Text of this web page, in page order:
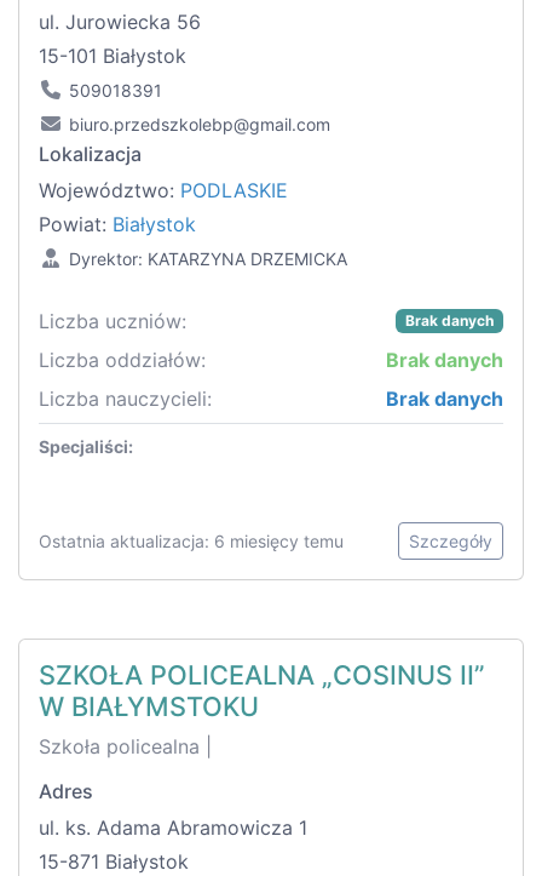
ul. Jurowiecka 56
15-101 Białystok
509018391
biuro.przedszkolebp@gmail.com
Lokalizacja
Województwo: PODLASKIE
Powiat: Białystok
Dyrektor: KATARZYNA DRZEMICKA
Liczba uczniów: Brak danych
Liczba oddziałów:
Brak danych
Liczba nauczycieli:
Brak danych
Specjaliści:
Ostatnia aktualizacja: 6 miesięcy temu Szczegóły
SZKOŁA POLICEALNA „COSINUS II”
W BIAŁYMSTOKU
Szkoła policealna |
Adres
ul. ks. Adama Abramowicza 1
15-871 Białystok